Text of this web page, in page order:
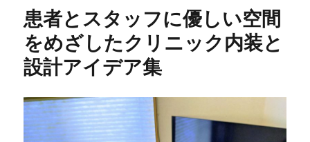
患者とスタッフに優しい空間
をめざしたクリニック内装と
設計アイデア集